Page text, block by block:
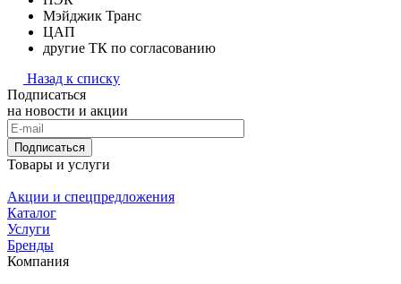
Мэйджик Транс
ЦАП
другие ТК по согласованию
Назад к списку
Подписаться
на новости и акции
Подписаться
Товары и услуги
Акции и спецпредложения
Каталог
Услуги
Бренды
Компания